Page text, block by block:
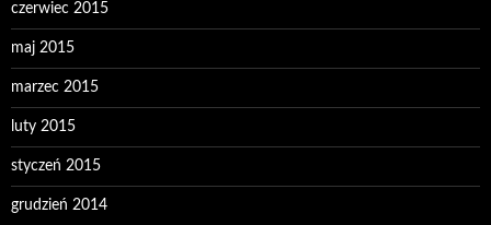
czerwiec 2015
maj 2015
marzec 2015
luty 2015
styczeń 2015
grudzień 2014